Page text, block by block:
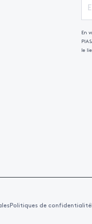
En
le
Politiques de confidentialité